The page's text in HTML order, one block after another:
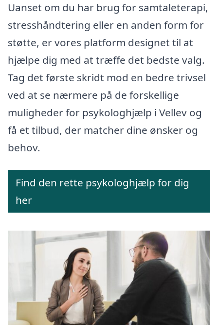
Uanset om du har brug for samtaleterapi,
stresshåndtering eller en anden form for
støtte, er vores platform designet til at
hjælpe dig med at træffe det bedste valg.
Tag det første skridt mod en bedre trivsel
ved at se nærmere på de forskellige
muligheder for psykologhjælp i Vellev og
få et tilbud, der matcher dine ønsker og
behov.
Find den rette psykologhjælp for dig
her